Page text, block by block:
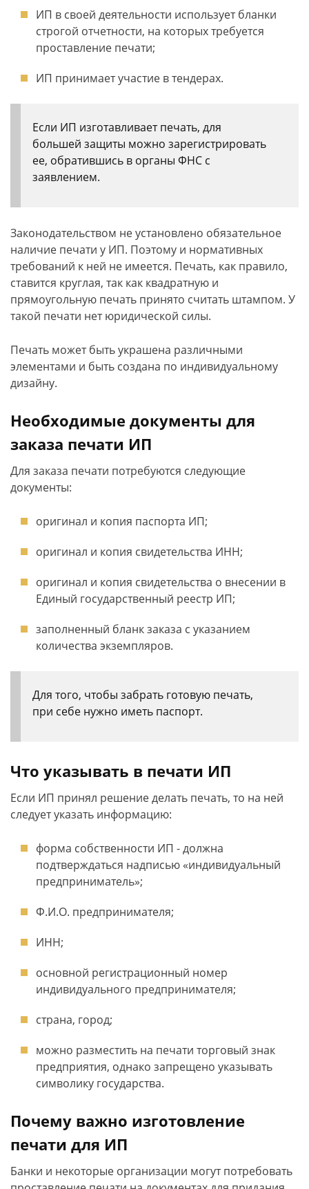
ИП в своей деятельности использует бланки
строгой отчетности, на которых требуется
проставление печати;
ИП принимает участие в тендерах.
Если ИП изготавливает печать, для
большей защиты можно зарегистрировать
ее, обратившись в органы ФНС с
заявлением.
Законодательством не установлено обязательное
наличие печати у ИП. Поэтому и нормативных
требований к ней не имеется. Печать, как правило,
ставится круглая, так как квадратную и
прямоугольную печать принято считать штампом. У
такой печати нет юридической силы.
Печать может быть украшена различными
элементами и быть создана по индивидуальному
дизайну.
Необходимые документы для
заказа печати ИП
Для заказа печати потребуются следующие
документы:
оригинал и копия паспорта ИП;
оригинал и копия свидетельства ИНН;
оригинал и копия свидетельства о внесении в
Единый государственный реестр ИП;
заполненный бланк заказа с указанием
количества экземпляров.
Для того, чтобы забрать готовую печать,
при себе нужно иметь паспорт.
Что указывать в печати ИП
Если ИП принял решение делать печать, то на ней
следует указать информацию:
форма собственности ИП - должна
подтверждаться надписью «индивидуальный
предприниматель»;
Ф.И.О. предпринимателя;
ИНН;
основной регистрационный номер
индивидуального предпринимателя;
страна, город;
можно разместить на печати торговый знак
предприятия, однако запрещено указывать
символику государства.
Почему важно изготовление
печати для ИП
Банки и некоторые организации могут потребовать